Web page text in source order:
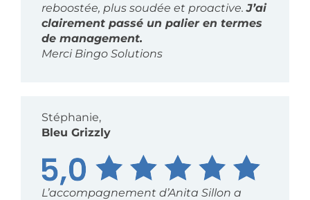
reboostée, plus soudée et proactive.J’ai
clairement passé un palier en termes
de management.
Merci Bingo Solutions
Stéphanie,
Bleu Grizzly
L’accompagnement d’Anita Sillon a